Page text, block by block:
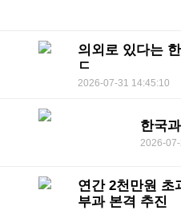
의외로 있다는
ㄷ
2026-07-31 14:45:10
한국
2026-
연간 2천만원 초
부과 본격 추진